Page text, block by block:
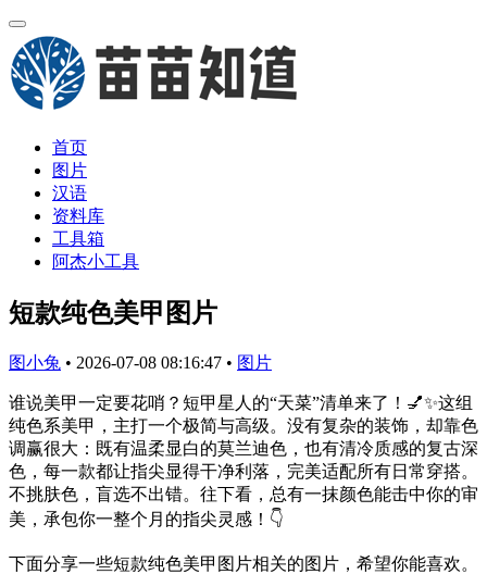
首页
图片
汉语
资料库
工具箱
阿杰小工具
短款纯色美甲图片
图小兔 • 2026-07-08 08:16:47 • 图片
谁说美甲一定要花哨？短甲星人的“天菜”清单来了！💅✨这组
纯色系美甲，主打一个极简与高级。没有复杂的装饰，却靠色
调赢很大：既有温柔显白的莫兰迪色，也有清冷质感的复古深
色，每一款都让指尖显得干净利落，完美适配所有日常穿搭。
不挑肤色，盲选不出错。往下看，总有一抹颜色能击中你的审
美，承包你一整个月的指尖灵感！👇
下面分享一些短款纯色美甲图片相关的图片，希望你能喜欢。